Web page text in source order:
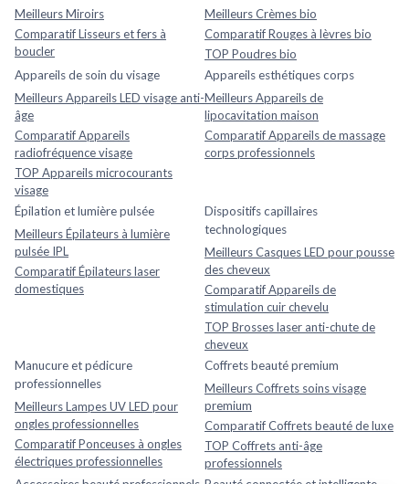
Meilleurs Miroirs
Comparatif Lisseurs et fers à
boucler
Meilleurs Crèmes bio
Comparatif Rouges à lèvres bio
TOP Poudres bio
Appareils de soin du visage
Meilleurs Appareils LED visage anti-
âge
Comparatif Appareils
radiofréquence visage
TOP Appareils microcourants
visage
Appareils esthétiques corps
Meilleurs Appareils de
lipocavitation maison
Comparatif Appareils de massage
corps professionnels
Épilation et lumière pulsée
Meilleurs Épilateurs à lumière
pulsée IPL
Comparatif Épilateurs laser
domestiques
Dispositifs capillaires
technologiques
Meilleurs Casques LED pour pousse
des cheveux
Comparatif Appareils de
stimulation cuir chevelu
TOP Brosses laser anti-chute de
cheveux
Manucure et pédicure
professionnelles
Meilleurs Lampes UV LED pour
ongles professionnelles
Comparatif Ponceuses à ongles
électriques professionnelles
Coffrets beauté premium
Meilleurs Coffrets soins visage
premium
Comparatif Coffrets beauté de luxe
TOP Coffrets anti-âge
professionnels